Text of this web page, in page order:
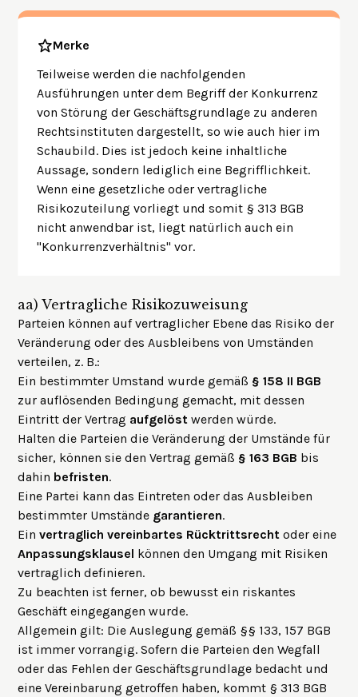
Merke
Teilweise werden die nachfolgenden
Ausführungen unter dem Begriff der Konkurrenz
von Störung der Geschäftsgrundlage zu anderen
Rechtsinstituten dargestellt, so wie auch hier im
Schaubild. Dies ist jedoch keine inhaltliche
Aussage, sondern lediglich eine Begrifflichkeit.
Wenn eine gesetzliche oder vertragliche
Risikozuteilung vorliegt und somit § 313 BGB
nicht anwendbar ist, liegt natürlich auch ein
"Konkurrenzverhältnis" vor.
aa) Vertragliche Risikozuweisung
Parteien können auf vertraglicher Ebene das Risiko der
Veränderung oder des Ausbleibens von Umständen
verteilen, z. B.:
Ein bestimmter Umstand wurde gemäß § 158 II BGB
zur auflösenden Bedingung gemacht, mit dessen
Eintritt der Vertrag aufgelöst werden würde.
Halten die Parteien die Veränderung der Umstände für
sicher, können sie den Vertrag gemäß § 163 BGB bis
dahin befristen.
Eine Partei kann das Eintreten oder das Ausbleiben
bestimmter Umstände garantieren.
Einvertraglich vereinbartes Rücktrittsrecht oder eine
Anpassungsklausel können den Umgang mit Risiken
vertraglich definieren.
Zu beachten ist ferner, ob bewusst ein riskantes
Geschäft eingegangen wurde.
Allgemein gilt: Die Auslegung gemäß §§ 133, 157 BGB
ist immer vorrangig. Sofern die Parteien den Wegfall
oder das Fehlen der Geschäftsgrundlage bedacht und
eine Vereinbarung getroffen haben, kommt § 313 BGB